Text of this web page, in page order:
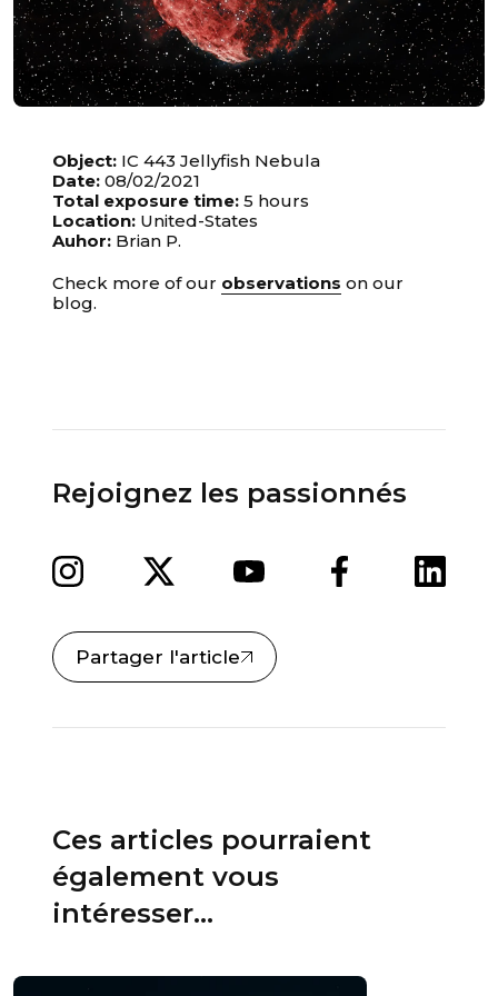
Object: IC 443 Jellyfish Nebula
Date:08/02/2021
Total exposure time: 5 hours
Location: United-States
Auhor: Brian P.
Check more of our observations on our
blog.
Rejoignez les passionnés
Partager l'article
Ces articles pourraient
également vous
intéresser...